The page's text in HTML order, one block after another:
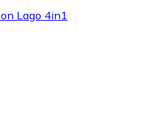
Lago 4in1